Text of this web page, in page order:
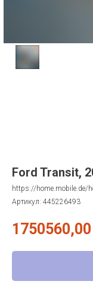
Ford Transit,
https://home.mobile.de/
Артикул: 445226493
1750560,00